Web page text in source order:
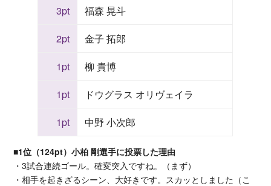
3pt
福森 晃斗
2pt
金子 拓郎
1pt
柳 貴博
1pt
ドウグラス オリヴェイラ
1pt
中野 小次郎
■1位（124pt）小柏 剛選手に投票した理由
・3試合連続ゴール。確変突入ですね。（まず）
・相手を起きざるシーン、大好きです。スカッとしました（こ